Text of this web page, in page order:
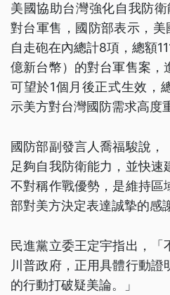
美國協助台灣強化自我防
對台軍售，國防部表示，
自走砲在內總計8項，總額
億新台幣）的對台軍售案，
可望於1個月後正式生效，
示美方對台灣國防需求高度
國防部副發言人喬福駿說
足夠自我防衛能力，並快
不對稱作戰優勢，是維持區
部對美方決定表達誠摯的感
民進黨立委王定宇指出，「
川普政府，正用具體行動
的行動打破疑美論。」